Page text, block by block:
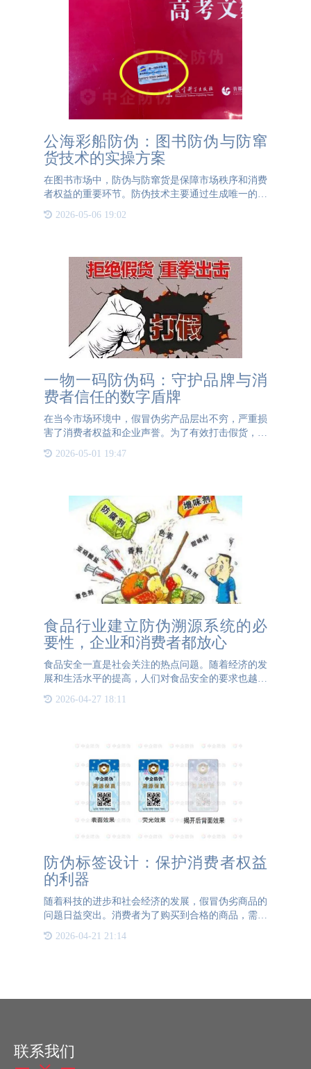
公海彩船防伪：图书防伪与防窜
货技术的实操方案
在图书市场中，防伪与防窜货是保障市场秩序和消费
者权益的重要环节。防伪技术主要通过生成唯一的溯
源码来实现。这一溯源码被精心印制在不干胶标签
上，并覆盖一层刮刮银涂层。消费者在购买图书后，
2026-05-06 19:02
一物一码防伪码：守护品牌与消
费者信任的数字盾牌
在当今市场环境中，假冒伪劣产品层出不穷，严重损
害了消费者权益和企业声誉。为了有效打击假货，一
工具。一物一码防伪码是一种特殊的二维码，每个产
2026-05-01 19:47
食品行业建立防伪溯源系统的必
要性，企业和消费者都放心
食品安全一直是社会关注的热点问题。随着经济的发
展和生活水平的提高，人们对食品安全的要求也越来
越高。然而，食品造假、掺杂掺假等问题屡见不鲜，
严重威胁着人们的健康和安全。在这种背景下，建立
2026-04-27 18:11
防伪标签设计：保护消费者权益
的利器
随着科技的进步和社会经济的发展，假冒伪劣商品的
问题日益突出。消费者为了购买到合格的商品，需要
手段，正逐渐走入人们的视野。防伪标签设计是通过
2026-04-21 21:14
联系我们